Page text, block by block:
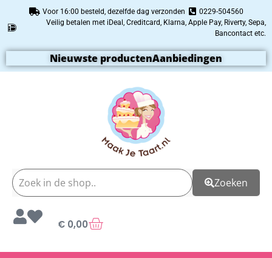
Voor 16:00 besteld, dezelfde dag verzonden
0229-504560
Veilig betalen met iDeal, Creditcard, Klarna, Apple Pay, Riverty, Sepa,
Bancontact etc.
Nieuwste productenAanbiedingen
Zoeken
€ 0,00